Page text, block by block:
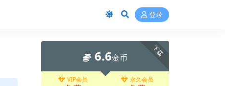
登录
下载
6.6金币
VIP会员 永久会员